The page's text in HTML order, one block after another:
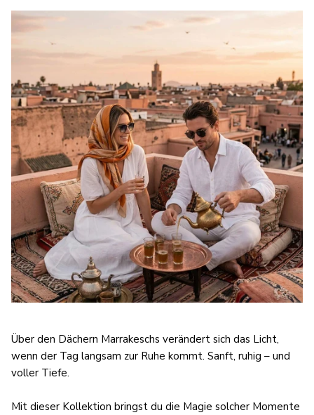
Über den Dächern Marrakeschs verändert sich das Licht,
wenn der Tag langsam zur Ruhe kommt. Sanft, ruhig – und
voller Tiefe.
Mit dieser Kollektion bringst du die Magie solcher Momente